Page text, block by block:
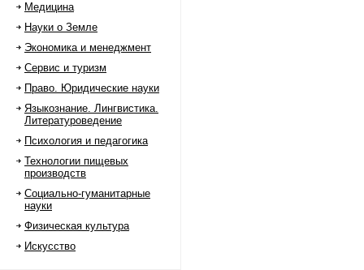
Медицина
Науки о Земле
Экономика и менеджмент
Сервис и туризм
Право. Юридические науки
Языкознание. Лингвистика.
Литературоведение
Психология и педагогика
Технологии пищевых
производств
Социально-гуманитарные
науки
Физическая культура
Искусство